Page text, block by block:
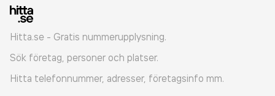
Hitta.se - Gratis nummerupplysning.
Sök företag, personer och platser.
Hitta telefonnummer, adresser, företagsinfo mm.